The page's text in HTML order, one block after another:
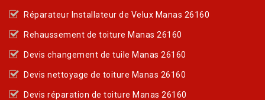
Réparateur Installateur de Velux Manas 26160
Rehaussement de toiture Manas 26160
Devis changement de tuile Manas 26160
Devis nettoyage de toiture Manas 26160
Devis réparation de toiture Manas 26160